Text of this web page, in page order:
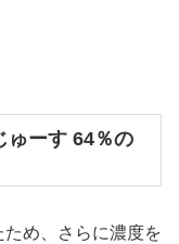
ーす 64％の
め、さらに濃度を